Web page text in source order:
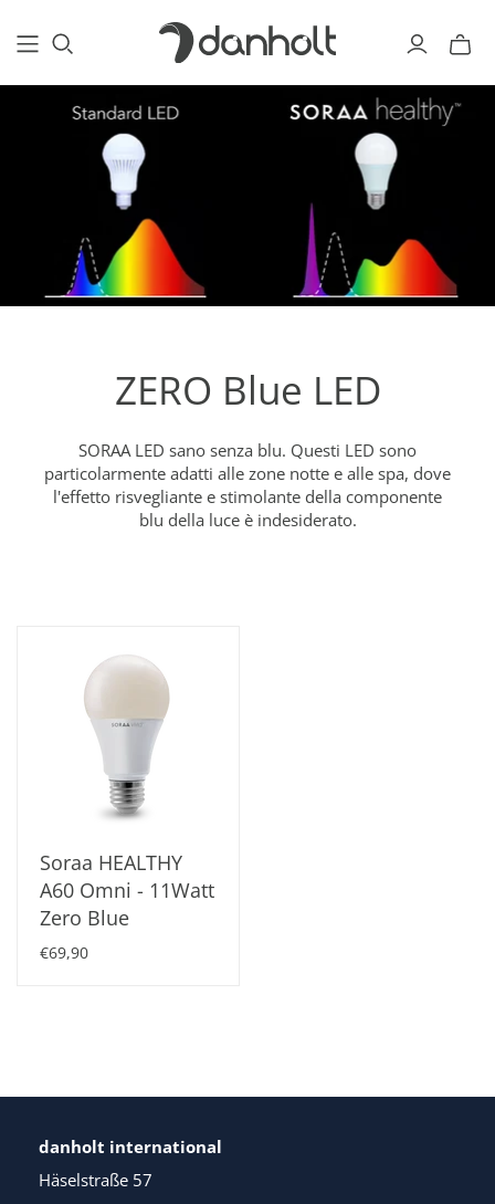
ZERO Blue LED
SORAA LED sano senza blu. Questi LED sono
particolarmente adatti alle zone notte e alle spa, dove
l'effetto risvegliante e stimolante della componente
blu della luce è indesiderato.
Soraa HEALTHY
A60 Omni - 11Watt
Zero Blue
€69,90
danholt international
Häselstraße 57